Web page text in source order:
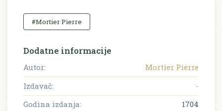
#Mortier Pierre
Dodatne informacije
Autor:
Mortier Pierre
Izdavač:
-
Godina izdanja:
1704